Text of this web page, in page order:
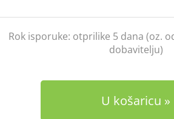
Rok isporuke: otprilike 5 dana (oz.
dobavitelju)
U košaricu